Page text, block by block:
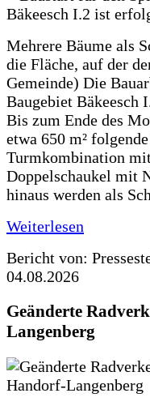
Mehrere Bäume als
die Fläche, auf der
Gemeinde) Die
Baugebiet Bäkeesch
Bis zum Ende des
etwa 650 m²
Turmkombination
Doppelschaukel mit
hinaus werden als
Weiterlesen
Bericht von:
04.08.2026
Geänderte
Langenberg